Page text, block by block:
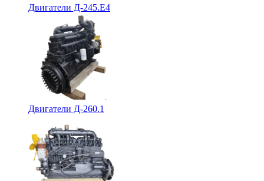
Двигатели Д-245.Е4
Двигатели Д-260.1